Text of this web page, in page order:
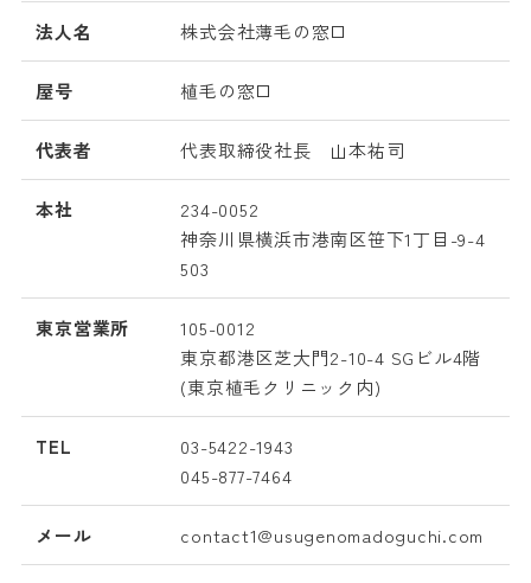
法人名 株式会社薄毛の窓口
屋号 植毛の窓口
代表者 代表取締役社長 山本祐司
本社
234-0052
神奈川県横浜市港南区笹下1丁目-9-4
503
東京営業所
105-0012
東京都港区芝大門2-10-4 SGビル4階
(東京植毛クリニック内)
TEL
03-5422-1943
045-877-7464
メール contact1@usugenomadoguchi.com